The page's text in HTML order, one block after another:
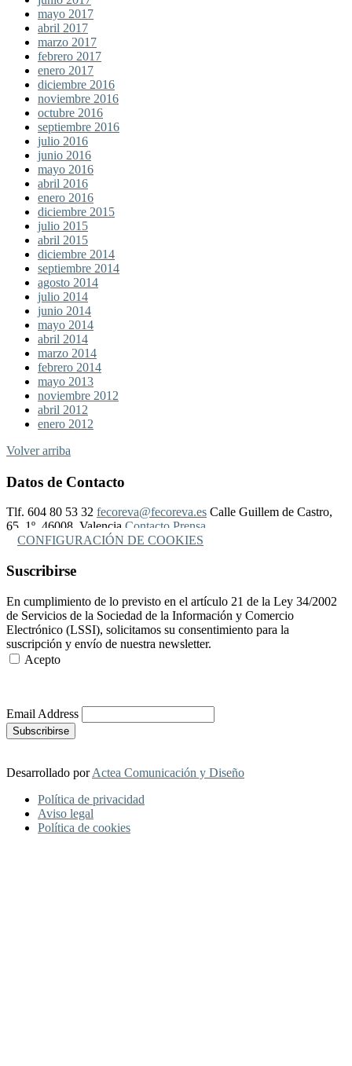
mayo 2017
abril 2017
marzo 2017
febrero 2017
enero 2017
diciembre 2016
noviembre 2016
octubre 2016
septiembre 2016
julio 2016
junio 2016
mayo 2016
abril 2016
enero 2016
diciembre 2015
julio 2015
abril 2015
diciembre 2014
septiembre 2014
agosto 2014
julio 2014
junio 2014
mayo 2014
abril 2014
marzo 2014
febrero 2014
mayo 2013
noviembre 2012
abril 2012
enero 2012
Volver arriba
Datos de Contacto
Tlf. 604 80 53 32 fecoreva@fecoreva.es Calle Guillem de Castro,
65, 1º, 46008, Valencia Contacto Prensa
CONFIGURACIÓN DE COOKIES
Suscribirse
En cumplimiento de lo previsto en el artículo 21 de la Ley 34/2002
de Servicios de la Sociedad de la Información y Comercio
Electrónico (LSSI), solicitamos su consentimiento para la
suscripción y envío de nuestra newsletter.
Acepto
Email Address
Desarrollado porActea Comunicación y Diseño
Política de privacidad
Aviso legal
Política de cookies